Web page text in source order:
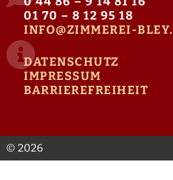
01 70 – 8 12 95 18
INFO@ZIMMEREI-
DATENSCHUTZ
IMPRESSUM
BARRIEREFREIHEIT
© 2026